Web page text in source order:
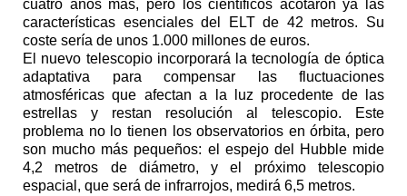
cuatro años más, pero los científicos acotaron ya las
características esenciales del ELT de 42 metros. Su
coste sería de unos 1.000 millones de euros.
El nuevo telescopio incorporará la tecnología de óptica
adaptativa para compensar las fluctuaciones
atmosféricas que afectan a la luz procedente de las
estrellas y restan resolución al telescopio. Este
problema no lo tienen los observatorios en órbita, pero
son mucho más pequeños: el espejo del Hubble mide
4,2 metros de diámetro, y el próximo telescopio
espacial, que será de infrarrojos, medirá 6,5 metros.